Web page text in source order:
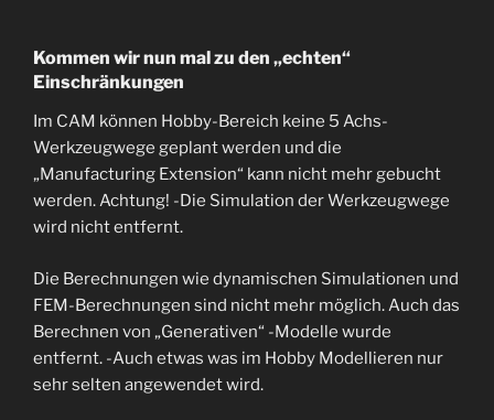
Kommen wir nun mal zu den „echten“
Einschränkungen
Im CAM können Hobby-Bereich keine 5 Achs-
Werkzeugwege geplant werden und die
„Manufacturing Extension“ kann nicht mehr gebucht
werden. Achtung! -Die Simulation der Werkzeugwege
wird nicht entfernt.
Die Berechnungen wie dynamischen Simulationen und
FEM-Berechnungen sind nicht mehr möglich. Auch das
Berechnen von „Generativen“ -Modelle wurde
entfernt. -Auch etwas was im Hobby Modellieren nur
sehr selten angewendet wird.